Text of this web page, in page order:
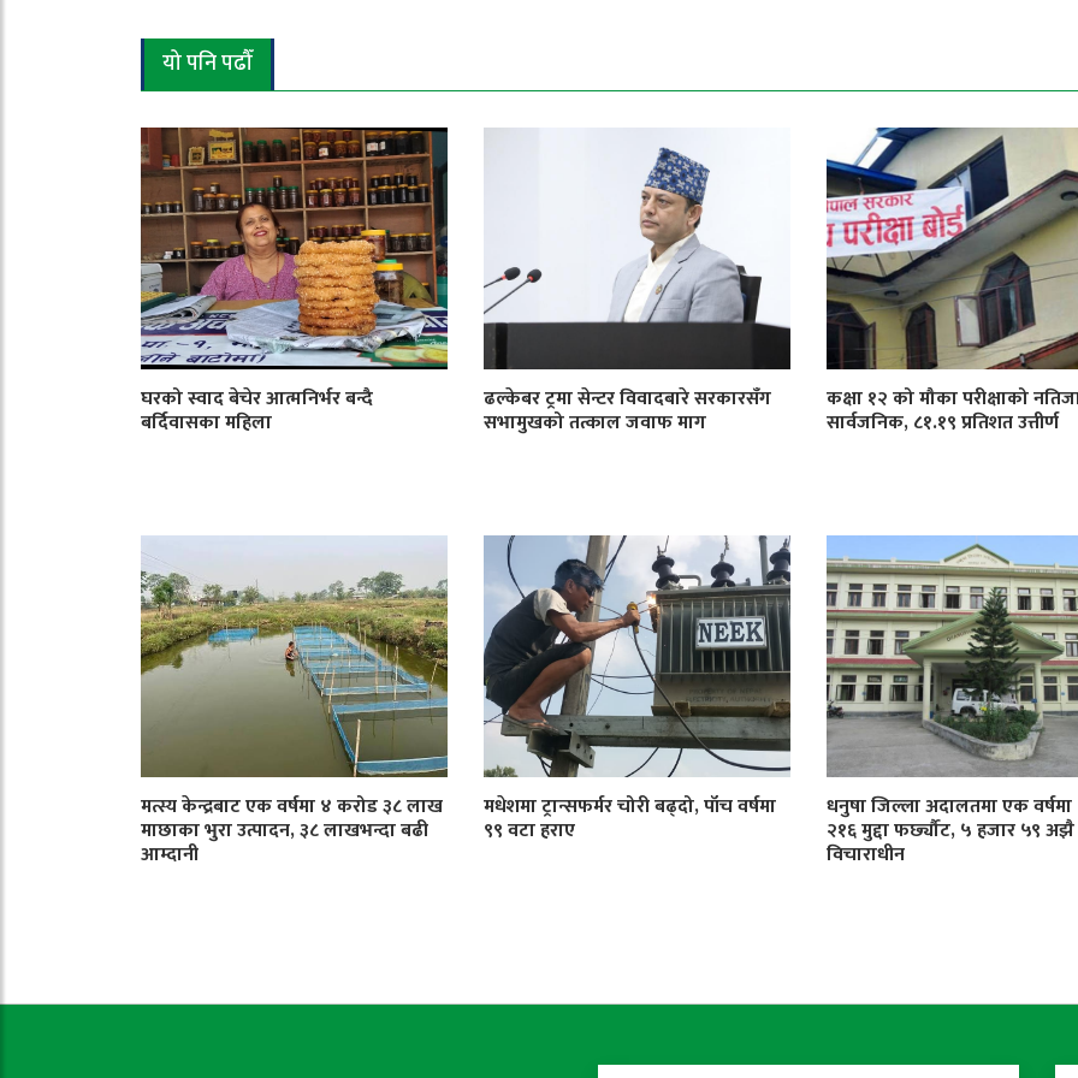
यो पनि पढौँ
घरको स्वाद बेचेर आत्मनिर्भर बन्दै
बर्दिवासका महिला
ढल्केबर ट्रमा सेन्टर विवादबारे सरकारसँग
सभामुखको तत्काल जवाफ माग
कक्षा १२ को मौका परीक्षाको
सार्वजनिक, ८१.१९ प्रतिशत उत्तीर्ण
मत्स्य केन्द्रबाट एक वर्षमा ४ करोड ३८ लाख
माछाका भुरा उत्पादन, ३८ लाखभन्दा बढी
आम्दानी
मधेशमा ट्रान्सफर्मर चोरी बढ्दो, पाँच वर्षमा
९९ वटा हराए
धनुषा जिल्ला अदालतमा एक
२१६ मुद्दा फर्छ्यौट, ५ हजार ५९ अझै
विचाराधीन